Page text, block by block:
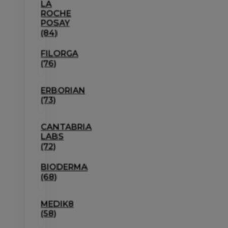
LA
ROCHE
POSAY
(84)
FILORGA
(76)
ERBORIAN
(73)
CANTABRIA
LABS
(72)
BIODERMA
(68)
MEDIK8
(58)